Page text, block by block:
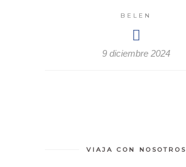
BELEN
9 diciembre 2024
VIAJA CON NOSOTROS